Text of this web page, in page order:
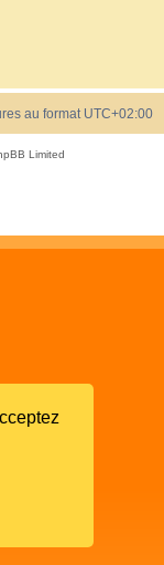
au format UTC+02:00
Limited